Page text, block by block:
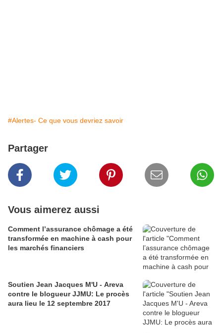
#Alertes- Ce que vous devriez savoir
Partager
Vous aimerez aussi
Comment l’assurance chômage a été
transformée en machine à cash pour
les marchés financiers
Soutien Jean Jacques M'U - Areva
contre le blogueur JJMU: Le procès
aura lieu le 12 septembre 2017